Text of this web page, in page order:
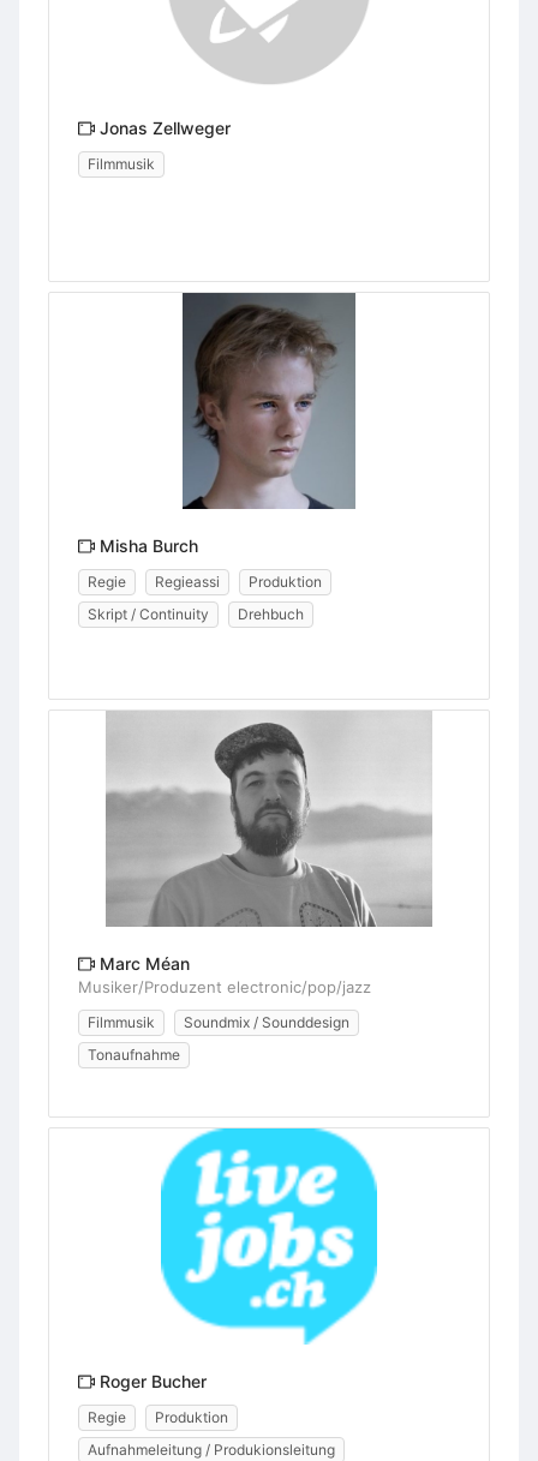
Jonas Zellweger
Filmmusik
Misha Burch
Regie Regieassi
Produktion
Skript / Continuity
Drehbuch
Marc Méan
Musiker/Produzent electronic/pop/jazz
Filmmusik
Soundmix / Sounddesign
Tonaufnahme
Roger Bucher
Regie
Produktion
Aufnahmeleitung / Produkionsleitung